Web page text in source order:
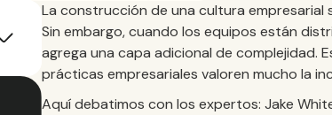
La construcción de una cultura empresarial
Sin embargo, cuando los equipos están
agrega una capa adicional de complejidad.
prácticas empresariales valoren mucho la
Aquí debatimos con los expertos: Jake